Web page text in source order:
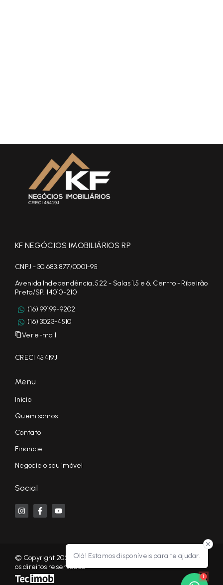
Olá! Estamos disponíveis para te ajudar.
1
KF NEGÓCIOS IMOBILIÁRIOS RP
CNPJ - 30.683.877/0001-95
Avenida Independência, 522 - Salas 1,5 e 6, Centro - Ribeirão
Preto/SP, 14010-210
(16) 99199-9202
(16) 3023-4510
Ver e-mail
CRECI 45419J
Menu
Início
Quem somos
Contato
Financie
Negocie o seu imóvel
Social
© Copyright 2026 - KF NEGÓCIOS IMOBILIÁRIOS RP - Todos
os direitos reservados